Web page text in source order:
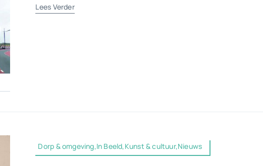
Lees Verder
Dorp & omgeving,In Beeld,Kunst & cultuur,Nieuws